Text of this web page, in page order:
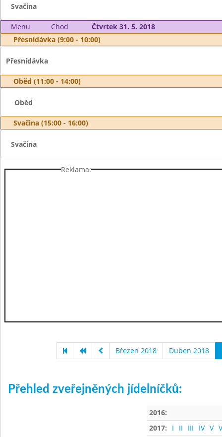
Svačina
Menu Chod
Čtvrtek 31. 5. 2018
Přesnídávka (9:00 - 10:00)
Přesnídávka
Oběd (11:00 - 14:00)
Oběd
Svačina (15:00 - 16:00)
Svačina
Reklama:
Březen 2018 Duben 2018
Přehled zveřejněných jídelníčků:
2016:
2017:
I II III IV V